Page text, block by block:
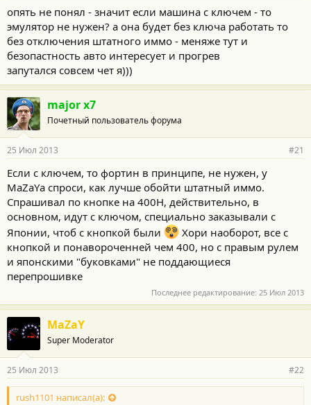
опять не понял - значит если машина с ключем - то
эмулятор не нужен? а она будет без ключа работать то
без отключения штатного иммо - меняже тут и
безопастность авто интересует и прогрев
запутался совсем чет я)))
major x7
Почетный пользователь форума
25 Июл 2013 #21
Если с ключем, то фортин в принципе, не нужен, у
MaZaYа спроси, как лучше обойти штатный иммо.
Спрашивал по кнопке на 400Н, действительно, в
основном, идут с ключом, специально заказывали с
Японии, чтоб с кнопкой были
Хори наоборот, все с
кнопкой и понавороченней чем 400, но с правым рулем
и японскими "буковками" не поддающиеся
перепрошивке
Последнее редактирование: 25 Июл 2013
MaZaY
Super Moderator
25 Июл 2013 #22
rush1101 написал(а):